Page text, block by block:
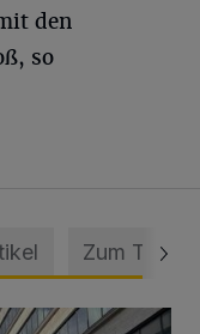
den
so
Zum Thema